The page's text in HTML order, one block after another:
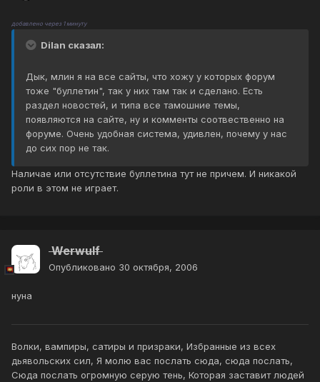
добавлено через 1 минуту
Dilan сказал:
Дык, млин я на все сайты, что хожу у которых форум
тоже "буллетин", так у них там так и сделано. Есть
раздел новостей, и типа все тамошние темы,
появляются на сайте, ну и комменты соотвественно на
форуме. Очень удобная система, удивлен, почему у нас
до сих пор не так.
Наличае или отсутствие буллетина тут не причем. И никакой
роли в этом не играет.
Werwulf
Опубликовано 30 октября, 2006
нуна
Волки, вампиры, сатиры и призраки, Избранные из всех
дьявольских сил, Я молю вас послать сюда, сюда послать,
Сюда послать огромную серую тень, Которая заставит людей